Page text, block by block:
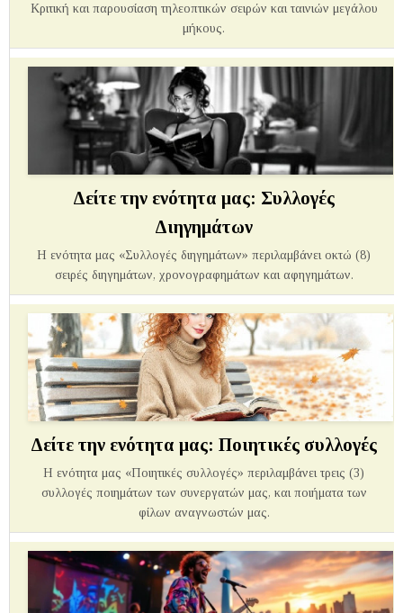
Κριτική και παρουσίαση τηλεοπτικών σειρών και ταινιών μεγάλου
μήκους.
Δείτε την ενότητα μας: Συλλογές
Διηγημάτων
Η ενότητα μας «Συλλογές διηγημάτων» περιλαμβάνει οκτώ (8)
σειρές διηγημάτων, χρονογραφημάτων και αφηγημάτων.
Δείτε την ενότητα μας: Ποιητικές συλλογές
Η ενότητα μας «Ποιητικές συλλογές» περιλαμβάνει τρεις (3)
συλλογές ποιημάτων των συνεργατών μας, και ποιήματα των
φίλων αναγνωστών μας.